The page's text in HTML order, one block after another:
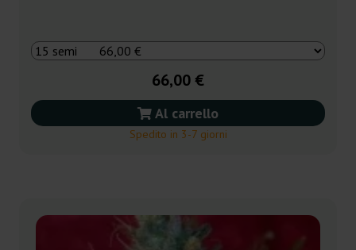
66,00 €
Al carrello
Spedito in 3-7 giorni